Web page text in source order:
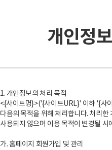
개인정
1. 개인정보의 처리 목적
<{사이트명}>('{사이트URL}' 이하 '{사
다음의 목적을 위해 처리합니다. 처리
사용되지 않으며 이용 목적이 변경될 시
가. 홈페이지 회원가입 및 관리